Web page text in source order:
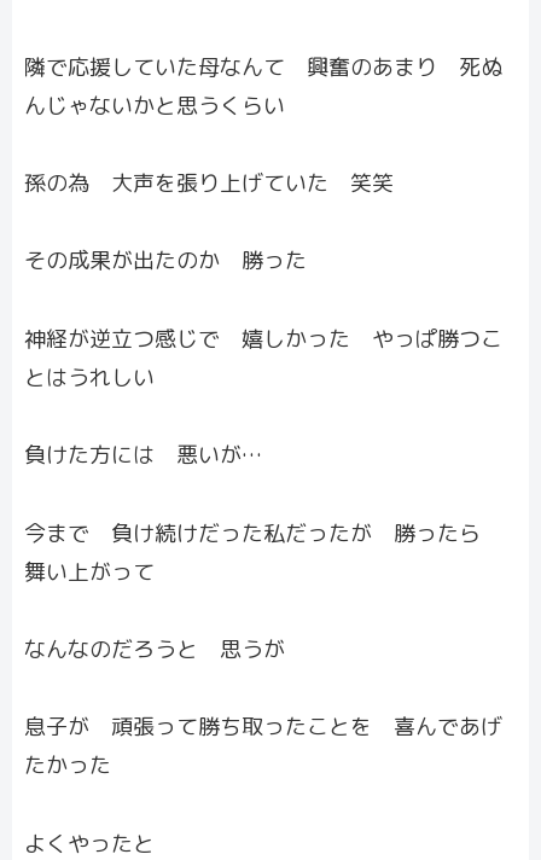
隣で応援していた母なんて 興奮のあまり 死ぬ
んじゃないかと思うくらい
孫の為 大声を張り上げていた 笑笑
その成果が出たのか 勝った
神経が逆立つ感じで 嬉しかった やっぱ勝つこ
とはうれしい
負けた方には 悪いが…
今まで 負け続けだった私だったが 勝ったら
舞い上がって
なんなのだろうと 思うが
息子が 頑張って勝ち取ったことを 喜んであげ
たかった
よくやったと